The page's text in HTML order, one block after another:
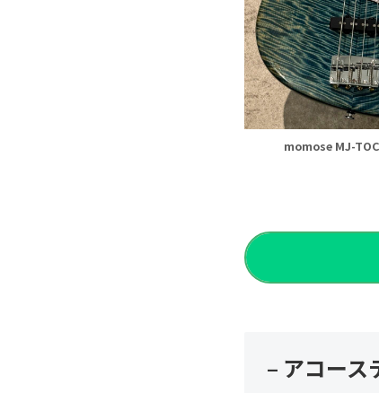
momose MJ-
– アコース